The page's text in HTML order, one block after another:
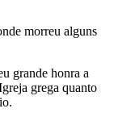
morreu alguns
grande honra a
grega quanto